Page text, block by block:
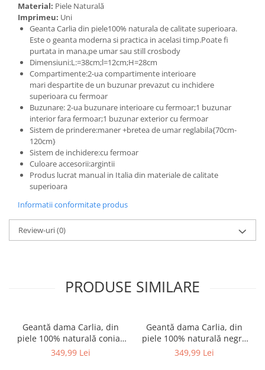
Material: Piele Naturală
Imprimeu: Uni
Geanta Carlia din piele100% naturala de calitate superioara.
Este o geanta moderna si practica in acelasi timp.Poate fi
purtata in mana,pe umar sau still crosbody
Dimensiuni:L:=38cm;l=12cm;H=28cm
Compartimente:2-ua compartimente interioare
mari despartite de un buzunar prevazut cu inchidere
superioara cu fermoar
Buzunare: 2-ua buzunare interioare cu fermoar;1 buzunar
interior fara fermoar;1 buzunar exterior cu fermoar
Sistem de prindere:maner +bretea de umar reglabila{70cm-
120cm}
Sistem de inchidere:cu fermoar
Culoare accesorii:argintii
Produs lucrat manual in Italia din materiale de calitate
superioara
Informatii conformitate produs
Review-uri(0)
PRODUSE SIMILARE
Geantă dama Carlia, din
piele 100% naturală coniac
8009
349,99 Lei
Geantă dama Carlia, din
piele 100% naturală negru
8009
349,99 Lei